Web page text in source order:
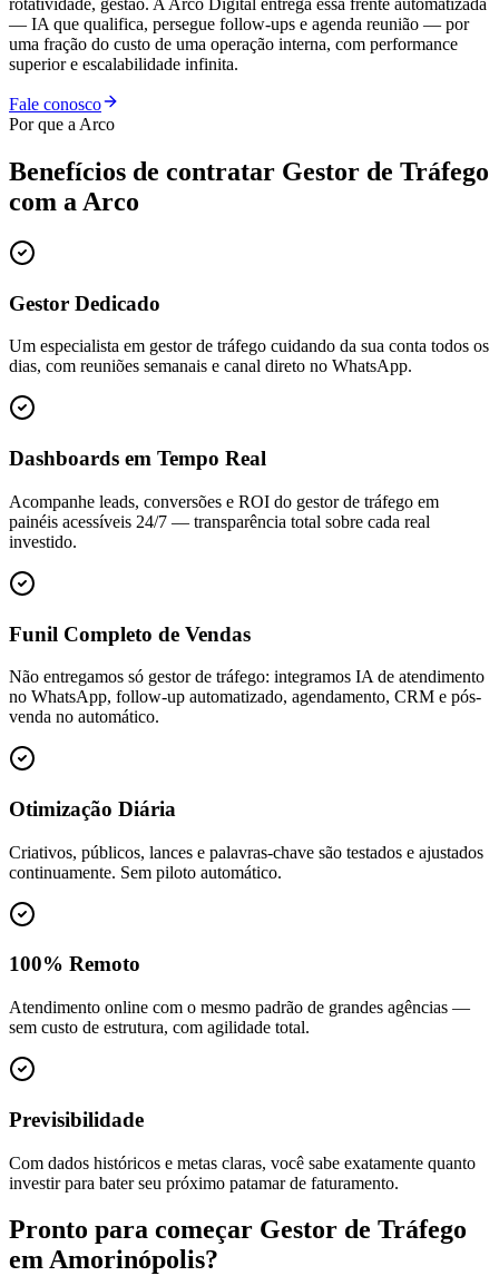
rotatividade, gestão. A Arco Digital entrega essa frente automatizada
— IA que qualifica, persegue follow-ups e agenda reunião — por
uma fração do custo de uma operação interna, com performance
superior e escalabilidade infinita.
Fale conosco
Por que a Arco
Benefícios de contratar Gestor de Tráfego
com a Arco
Gestor Dedicado
Um especialista em gestor de tráfego cuidando da sua conta todos os
dias, com reuniões semanais e canal direto no WhatsApp.
Dashboards em Tempo Real
Acompanhe leads, conversões e ROI do gestor de tráfego em
painéis acessíveis 24/7 — transparência total sobre cada real
investido.
Funil Completo de Vendas
Não entregamos só gestor de tráfego: integramos IA de atendimento
no WhatsApp, follow-up automatizado, agendamento, CRM e pós-
venda no automático.
Otimização Diária
Criativos, públicos, lances e palavras-chave são testados e ajustados
continuamente. Sem piloto automático.
100% Remoto
Atendimento online com o mesmo padrão de grandes agências —
sem custo de estrutura, com agilidade total.
Previsibilidade
Com dados históricos e metas claras, você sabe exatamente quanto
investir para bater seu próximo patamar de faturamento.
Pronto para começar Gestor de Tráfego
emAmorinópolis?